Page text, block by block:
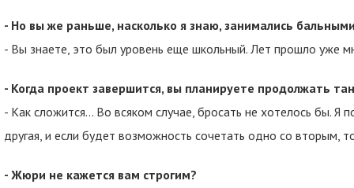
- Но вы же раньше, насколько я знаю, занимались
- Вы знаете, это был уровень еще школьный. Лет прошло уже
- Когда проект завершится, вы планируете продолжать
- Как сложится… Во всяком случае, бросать не хотелось бы. Я
другая, и если будет возможность сочетать одно со вторым,
- Жюри не кажется вам строгим?